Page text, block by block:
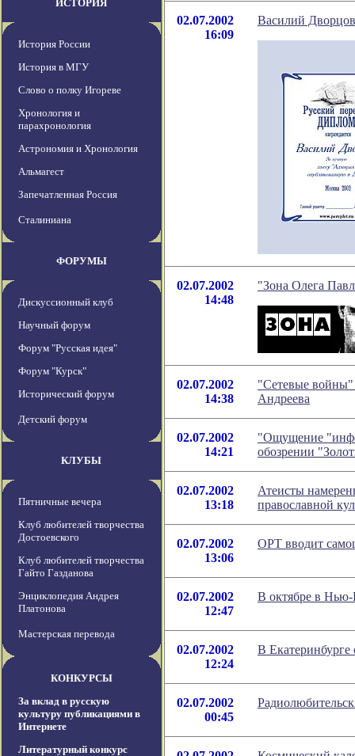
ИСТОРИЯ
История России
История в МГУ
Слово о полку Игореве
Хронология и
парахронология
Астрономия и Хронология
Альмагест
Запечатленная Россия
Сталиниана
ФОРУМЫ
Дискуссионный клуб
Научный форум
Форум "Русская идея"
Форум "Курск"
Исторический форум
Детский форум
КЛУБЫ
Пятничные вечера
Клуб любителей творчества
Достоевского
Клуб любителей творчества
Гайто Газданова
Энциклопедия Андрея
Платонова
Мастерская перевода
КОНКУРСЫ
За вклад в русскую
культуру публикациями в
Интернете
Литературный конкурс
02.07.2002
16:09
Василий
02.07.2002
14:48
"Зона Олега
02.07.2002
14:38
"Сетевые
Андреева
02.07.2002
14:21
"Ощущение
обозрении
02.07.2002
13:18
Атеисты
православной
02.07.2002
13:06
ОРТ вводит
02.07.2002
12:47
В октябре в Нью-
02.07.2002
12:24
В Екатеринбурге
02.07.2002
00:45